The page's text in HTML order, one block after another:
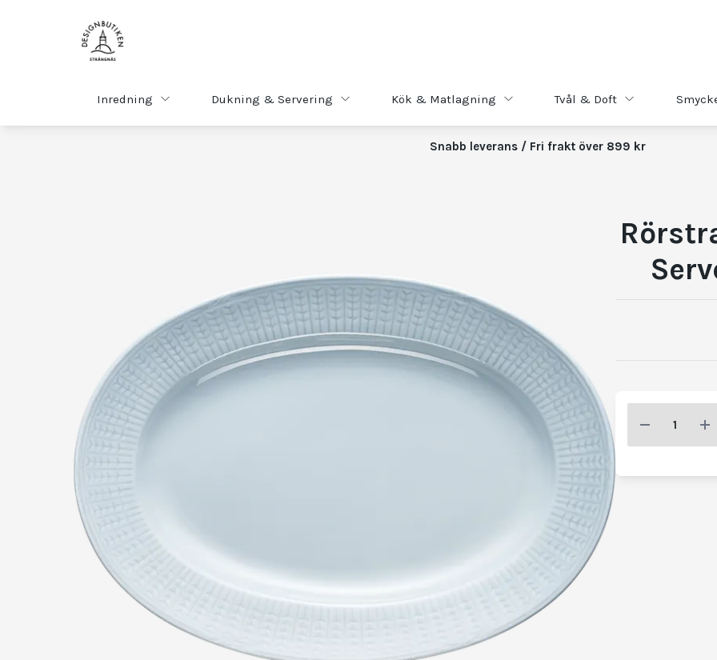
Inredning Dukning & Servering Kök & Matlagning Tvål & Doft
Snabb leverans / Fri frakt över 899 kr